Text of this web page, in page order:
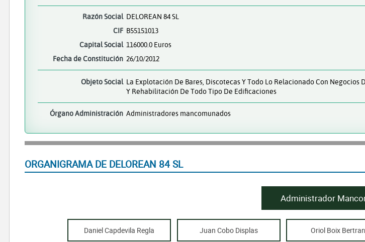
Razón Social DELOREAN 84 SL
CIF B55151013
Capital Social 116000.0 Euros
Fecha de Constitución 26/10/2012
Objeto Social La Explotación De Bares, Discotecas Y Todo Lo Relacionado Con
Y Rehabilitación De Todo Tipo De Edificaciones
Órgano Administración Administradores mancomunados
ORGANIGRAMA DE DELOREAN 84 SL
Administrador
Daniel Capdevila Regla Juan Cobo Displas Oriol Boix Bertran
OBRIM PER